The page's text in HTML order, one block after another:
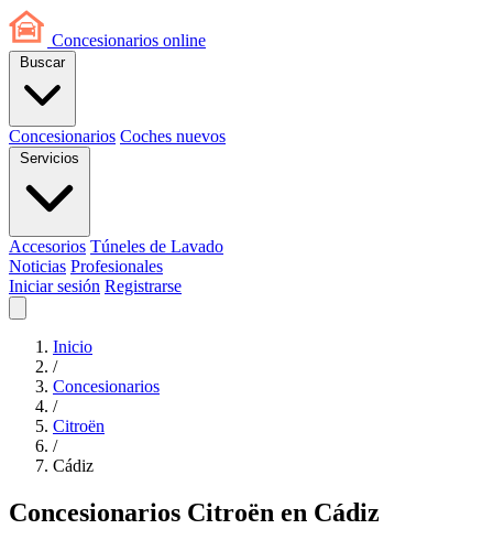
Concesionarios online
Buscar
Concesionarios Coches nuevos
Servicios
Accesorios Túneles de Lavado
Noticias Profesionales
Iniciar sesión Registrarse
Inicio
/
Concesionarios
/
Citroën
/
Cádiz
Concesionarios Citroën en Cádiz